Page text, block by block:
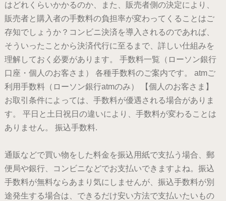
はどれくらいかかるのか、また、販売者側の決定により、
販売者と購入者の手数料の負担率が変わってくることはご
存知でしょうか？コンビニ決済を導入されるのであれば、
そういったことから決済代行に至るまで、詳しい仕組みを
理解しておく必要があります。 手数料一覧（ローソン銀行
口座・個人のお客さま） 各種手数料のご案内です。 atmご
利用手数料（ローソン銀行atmのみ） 【個人のお客さま】
お取引条件によっては、手数料が優遇される場合がありま
す。 平日と土日祝日の違いにより、手数料が変わることは
ありません。 振込手数料.
通販などで買い物をした料金を振込用紙で支払う場合、郵
便局や銀行、コンビニなどでお支払いできますよね。振込
手数料が無料ならあまり気にしませんが、振込手数料が別
途発生する場合は、できるだけ安い方法で支払いたいもの